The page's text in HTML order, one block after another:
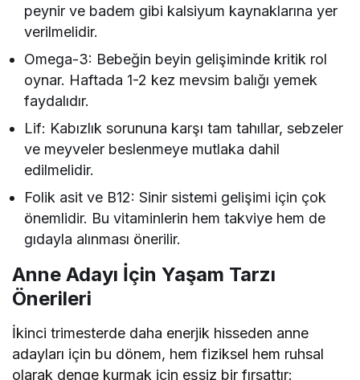
peynir ve badem gibi kalsiyum kaynaklarına yer
verilmelidir.
Omega-3: Bebeğin beyin gelişiminde kritik rol
oynar. Haftada 1-2 kez mevsim balığı yemek
faydalıdır.
Lif: Kabızlık sorununa karşı tam tahıllar, sebzeler
ve meyveler beslenmeye mutlaka dahil
edilmelidir.
Folik asit ve B12: Sinir sistemi gelişimi için çok
önemlidir. Bu vitaminlerin hem takviye hem de
gıdayla alınması önerilir.
Anne Adayı İçin Yaşam Tarzı
Önerileri
İkinci trimesterde daha enerjik hisseden anne
adayları için bu dönem, hem fiziksel hem ruhsal
olarak denge kurmak için eşsiz bir fırsattır: